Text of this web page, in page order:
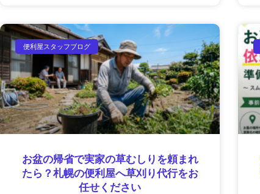
便利屋スタッフブログ
お盆の帰省で実家の草むしりを頼まれ
たら？札幌の便利屋へ草刈り代行をお
任せください